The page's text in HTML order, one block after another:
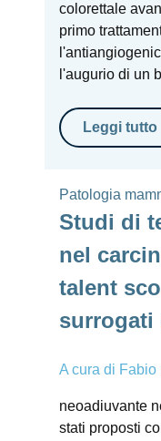
colorettale
primo
l'augurio di un
Leggi tutto
Patologia
Studi di
nel
talent
surrogati
A cura di Fabio
neoadiuvante
stati proposti